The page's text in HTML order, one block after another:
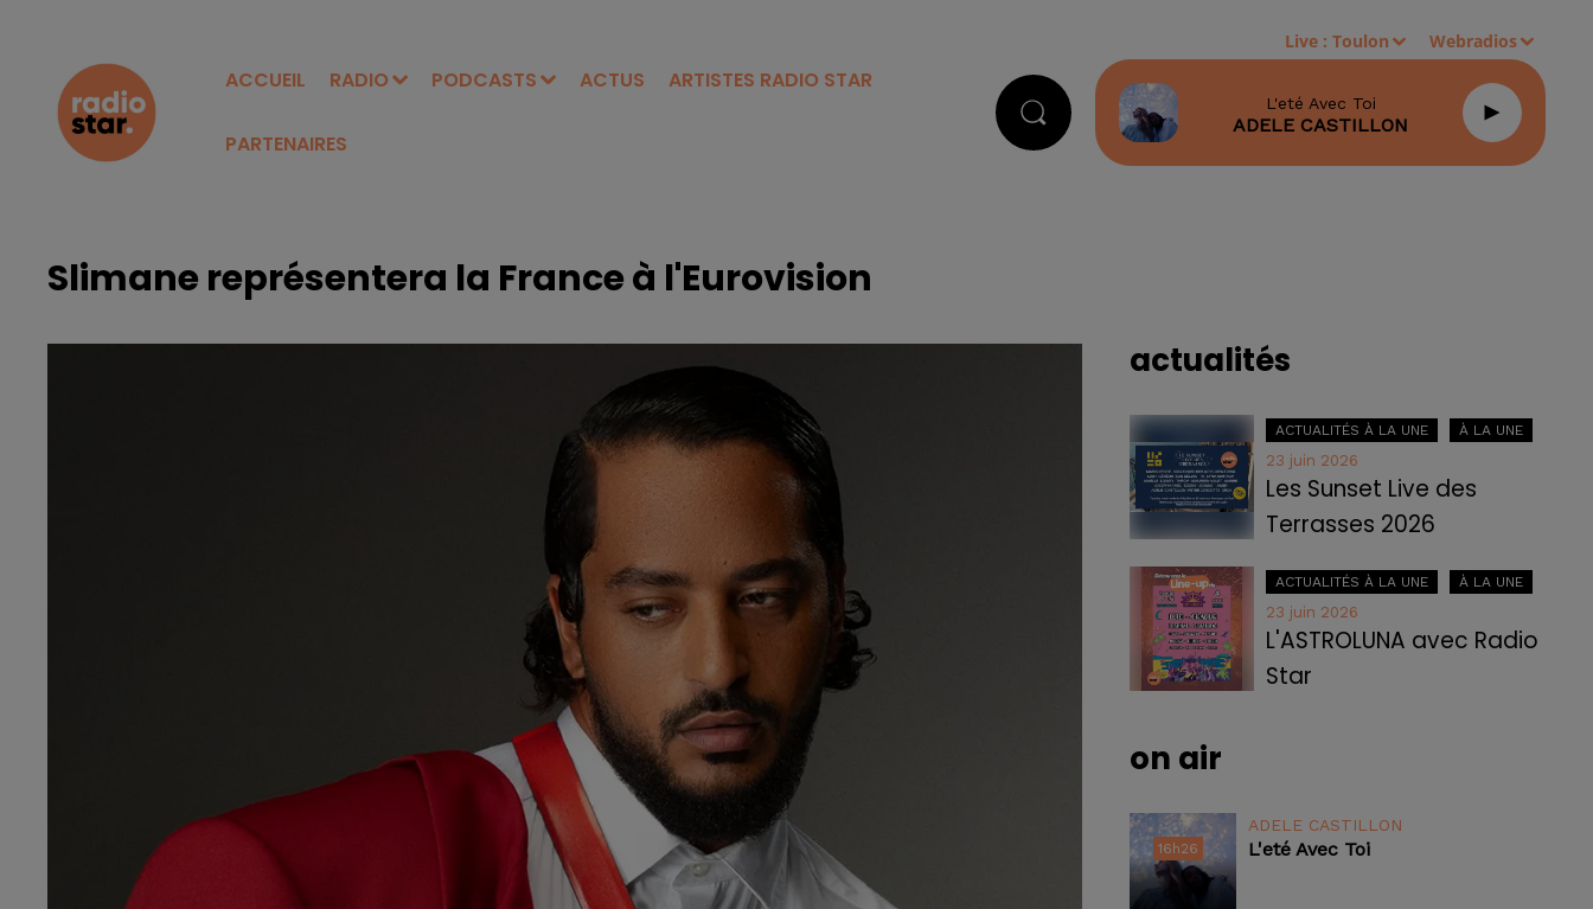
ACCUEIL RADIO PODCASTS ACTUS ARTISTES RADIO STAR
PARTENAIRES
Live :Toulon Webradios
L'eté Avec Toi
ADELE CASTILLON
Slimane représentera la France à l'Eurovision
actualités
ACTUALITÉS À LA UNE À LA UNE
23 juin 2026
Les Sunset Live des
Terrasses 2026
ACTUALITÉS À LA UNE À LA UNE
23 juin 2026
L'ASTROLUNA avec Radio
Star
on air
16h26
16h26
ADELE CASTILLON
L'eté Avec Toi